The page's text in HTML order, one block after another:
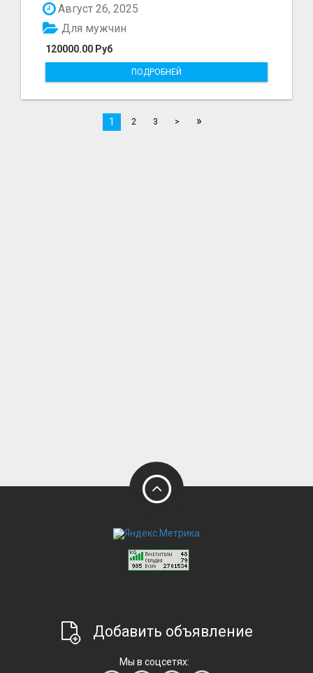
Август 26, 2025
120000.00 Руб
Для мужчин
ПОДРОБНЕЙ
1 2 3 > »
Добавить объявление
Мы в соцсетях: